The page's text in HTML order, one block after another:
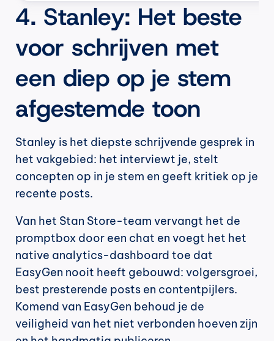
4. Stanley: Het beste
voor schrijven met
een diep op je stem
afgestemde toon
Stanley is het diepste schrijvende gesprek in
het vakgebied: het interviewt je, stelt
concepten op in je stem en geeft kritiek op je
recente posts.
Van het Stan Store-team vervangt het de
promptbox door een chat en voegt het het
native analytics-dashboard toe dat
EasyGen nooit heeft gebouwd: volgersgroei,
best presterende posts en contentpijlers.
Komend van EasyGen behoud je de
veiligheid van het niet verbonden hoeven zijn